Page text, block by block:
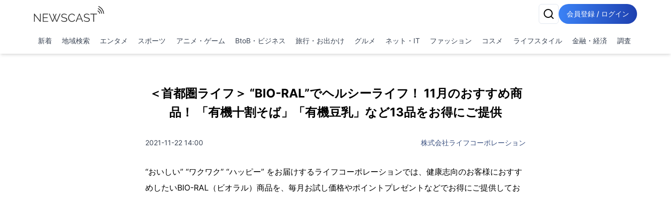
会員登録 / ログイン
新着 地域検索 エンタメ スポーツ アニメ・ゲーム BtoB・ビジネス 旅行・お出かけ グルメ ネット・IT ファッション コスメ ライフスタイル 金融・経済 調査
＜首都圏ライフ＞ “BIO-RAL”でヘルシーライフ！ 11月のおすすめ商
品！ 「有機十割そば」「有機豆乳」など13品をお得にご提供
2021-11-22 14:00 株式会社ライフコーポレーション
“おいしい” “ワクワク” “ハッピー” をお届けするライフコーポレーションでは、健康志向のお客様におすす
めしたいBIO-RAL（ビオラル）商品を、毎月お試し価格やポイントプレゼントなどでお得にご提供してお